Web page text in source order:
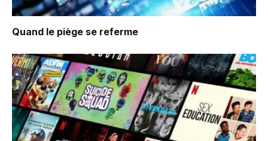
Quand le piège se referme